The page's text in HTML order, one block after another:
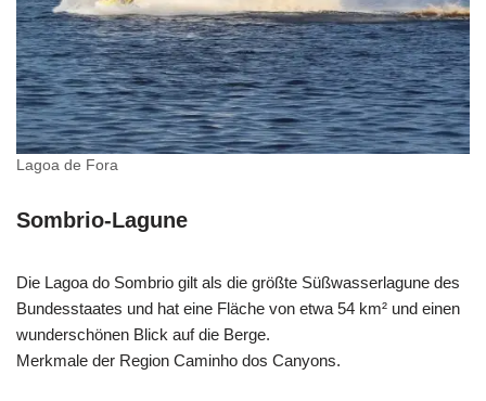
Lagoa de Fora
Sombrio-Lagune
Die Lagoa do Sombrio gilt als die größte Süßwasserlagune des
Bundesstaates und hat eine Fläche von etwa 54 km² und einen
wunderschönen Blick auf die Berge.
Merkmale der Region Caminho dos Canyons.